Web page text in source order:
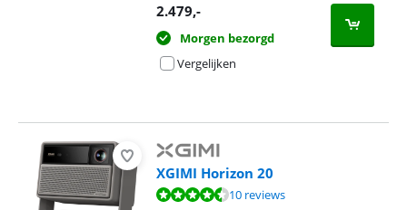
2.479,-
Morgen bezorgd
Vergelijken
XGIMI Horizon 20
Beoordeling is 9,0 van de 10, gebaseerd op 10 reviews.
10 reviews